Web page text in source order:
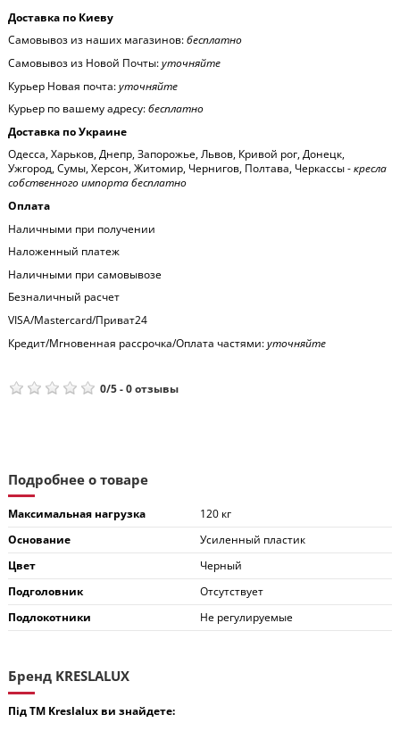
Доставка по Киеву
Самовывоз из наших магазинов:бесплатно
Самовывоз из Новой Почты:уточняйте
Курьер Новая почта:уточняйте
Курьер по вашему адресу:бесплатно
Доставка по Украине
Одесса, Харьков, Днепр, Запорожье, Львов, Кривой рог, Донецк,
Ужгород, Сумы, Херсон, Житомир, Чернигов, Полтава, Черкассы -кресла
собственного импорта бесплатно
Оплата
Наличными при получении
Наложенный платеж
Наличными при самовывозе
Безналичный расчет
VISA/Mastercard/Приват24
Кредит/Мгновенная рассрочка/Оплата частями:уточняйте
0/5-0отзывы
Подробнее о товаре
Максимальная нагрузка
120 кг
Основание
Усиленный пластик
Цвет
Черный
Подголовник
Отсутствует
Подлокотники
Не регулируемые
Бренд KRESLALUX
Під ТМ Kreslalux ви знайдете: